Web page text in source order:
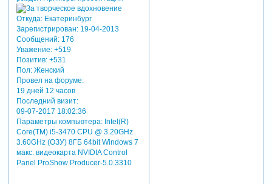
Откуда:Екатеринбург
Зарегистрирован: 19-04-2013
Сообщений:176
Уважение: +519
Позитив: +531
Пол:Женский
Провел на форуме:
19 дней 12 часов
Последний визит:
09-07-2017 18:02:36
Параметры компьютера:Intel(R)
Core(TM) i5-3470 CPU @ 3.20GHz
3.60GHz (ОЗУ) 8ГБ 64bit Windows 7
макс. видеокарта NVIDIA Control
Panel ProShow Producer-5.0.3310